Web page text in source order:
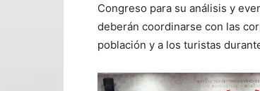
Congreso para su análisis y
deberán coordinarse con las
población y a los turistas